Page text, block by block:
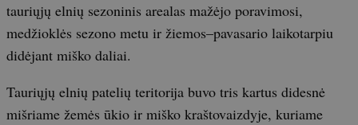
tauriųjų elnių sezoninis arealas mažėjo poravimosi,
medžioklės sezono metu ir žiemos–pavasario laikotarpiu
didėjant miško daliai.
Tauriųjų elnių patelių teritorija buvo tris kartus didesnė
mišriame žemės ūkio ir miško kraštovaizdyje, kuriame